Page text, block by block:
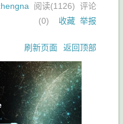
阅读(1126) 评论
(0) 收藏 举报
刷新页面 返回顶部